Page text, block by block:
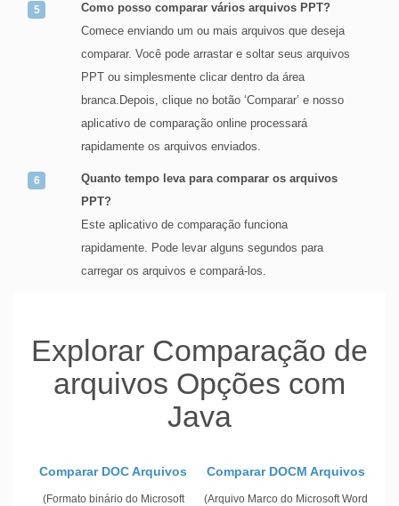
Como posso comparar vários arquivos PPT?
Comece enviando um ou mais arquivos que deseja
comparar. Você pode arrastar e soltar seus arquivos
PPT ou simplesmente clicar dentro da área
branca.Depois, clique no botão ‘Comparar’ e nosso
aplicativo de comparação online processará
rapidamente os arquivos enviados.
Quanto tempo leva para comparar os arquivos
PPT?
Este aplicativo de comparação funciona
rapidamente. Pode levar alguns segundos para
carregar os arquivos e compará-los.
Explorar Comparação de
arquivos Opções com
Java
Comparar DOC Arquivos
(Formato binário do Microsoft
Comparar DOCM Arquivos
(Arquivo Marco do Microsoft Word